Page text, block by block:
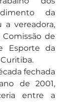
da
a vereadora,
de
Esporte da
fechada
de 2001,
entre a